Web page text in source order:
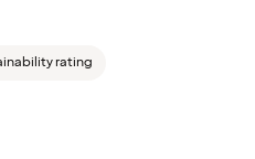
rating